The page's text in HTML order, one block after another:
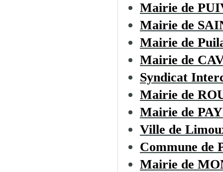
Mairie de
Mairie de
Mairie de
Mairie de
Syndicat
Mairie de
Mairie de
Ville de
Commune de
Mairie de